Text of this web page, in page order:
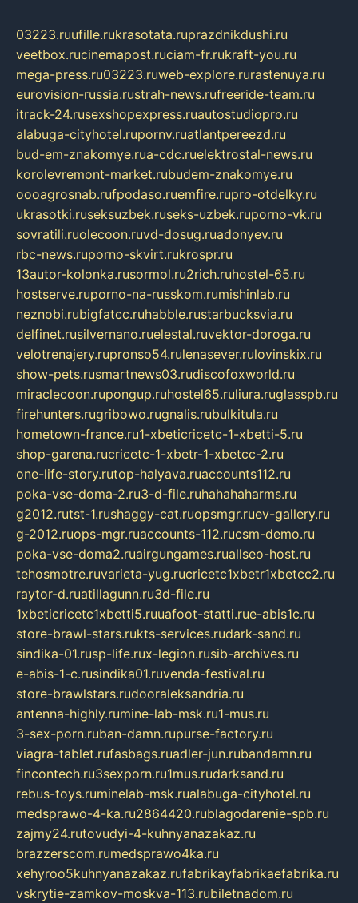
03223.ruufille.rukrasotata.ruprazdnikdushi.ru
veetbox.rucinemapost.ruciam-fr.rukraft-you.ru
mega-press.ru03223.ruweb-explore.rurastenuya.ru
eurovision-russia.rustrah-news.rufreeride-team.ru
itrack-24.rusexshopexpress.ruautostudiopro.ru
alabuga-cityhotel.rupornv.ruatlantpereezd.ru
bud-em-znakomye.rua-cdc.ruelektrostal-news.ru
korolevremont-market.rubudem-znakomye.ru
oooagrosnab.rufpodaso.ruemfire.rupro-otdelky.ru
ukrasotki.ruseksuzbek.ruseks-uzbek.ruporno-vk.ru
sovratili.ruolecoon.ruvd-dosug.ruadonyev.ru
rbc-news.ruporno-skvirt.rukrospr.ru
13autor-kolonka.rusormol.ru2rich.ruhostel-65.ru
hostserve.ruporno-na-russkom.rumishinlab.ru
neznobi.rubigfatcc.ruhabble.rustarbucksvia.ru
delfinet.rusilvernano.ruelestal.ruvektor-doroga.ru
velotrenajery.rupronso54.rulenasever.rulovinskix.ru
show-pets.rusmartnews03.rudiscofoxworld.ru
miraclecoon.rupongup.ruhostel65.ruliura.ruglasspb.ru
firehunters.rugribowo.rugnalis.rubulkitula.ru
hometown-france.ru1-xbeticricetc-1-xbetti-5.ru
shop-garena.rucricetc-1-xbetr-1-xbetcc-2.ru
one-life-story.rutop-halyava.ruaccounts112.ru
poka-vse-doma-2.ru3-d-file.ruhahahaharms.ru
g2012.rutst-1.rushaggy-cat.ruopsmgr.ruev-gallery.ru
g-2012.ruops-mgr.ruaccounts-112.rucsm-demo.ru
poka-vse-doma2.ruairgungames.ruallseo-host.ru
tehosmotre.ruvarieta-yug.rucricetc1xbetr1xbetcc2.ru
raytor-d.ruatillagunn.ru3d-file.ru
1xbeticricetc1xbetti5.ruuafoot-statti.rue-abis1c.ru
store-brawl-stars.rukts-services.rudark-sand.ru
sindika-01.rusp-life.rux-legion.rusib-archives.ru
e-abis-1-c.rusindika01.ruvenda-festival.ru
store-brawlstars.rudooraleksandria.ru
antenna-highly.rumine-lab-msk.ru1-mus.ru
3-sex-porn.ruban-damn.rupurse-factory.ru
viagra-tablet.rufasbags.ruadler-jun.rubandamn.ru
fincontech.ru3sexporn.ru1mus.rudarksand.ru
rebus-toys.ruminelab-msk.rualabuga-cityhotel.ru
medsprawo-4-ka.ru2864420.rublagodarenie-spb.ru
zajmy24.rutovudyi-4-kuhnyanazakaz.ru
brazzerscom.rumedsprawo4ka.ru
xehyroo5kuhnyanazakaz.rufabrikayfabrikaefabrika.ru
vskrytie-zamkov-moskva-113.rubiletnadom.ru